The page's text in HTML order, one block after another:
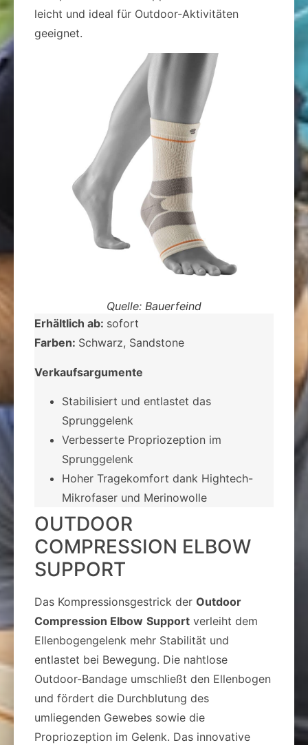
leicht und ideal für Outdoor-Aktivitäten
geeignet.
Quelle: Bauerfeind
Erhältlich ab: sofort
Farben: Schwarz, Sandstone
Verkaufsargumente
Stabilisiert und entlastet das
Sprunggelenk
­Verbesserte Propriozeption im
Sprunggelenk
­Hoher Tragekomfort dank Hightech-
Mikrofaser und Merinowolle
OUTDOOR
COMPRESSION ELBOW
SUPPORT
Das Kompressionsgestrick der Outdoor
Compression Elbow Support verleiht dem
Ellenbogengelenk mehr Stabilität und
entlastet bei Bewegung. Die nahtlose
Outdoor-Bandage umschließt den Ellenbogen
und fördert die Durchblutung des
umliegenden Gewebes sowie die
Propriozeption im Gelenk. Das innovative